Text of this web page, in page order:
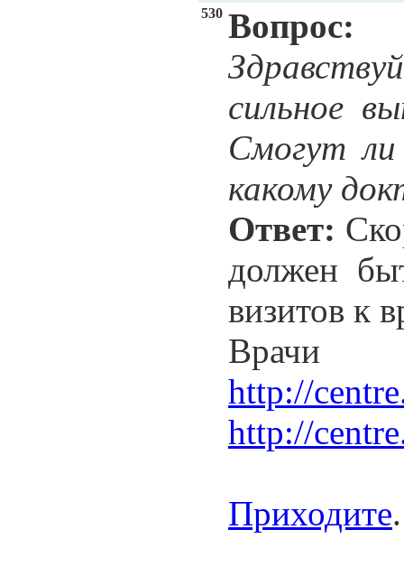
530 Вопрос:
сильное
Смогут
какому
Ответ:
должен
визитов к
Врачи
http://
http://
Приходите.